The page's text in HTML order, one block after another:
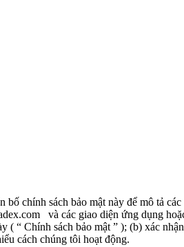
bố chính sách bảo mật này để mô tả
và các giao diện ứng dụng
( “ Chính sách bảo mật ” ); (b) xác
cách chúng tôi hoạt động.